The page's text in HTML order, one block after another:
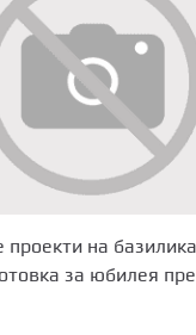
на
за юбилея